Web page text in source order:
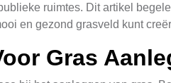
ruimtes. Dit artikel
en gezond grasveld kunt
Gras